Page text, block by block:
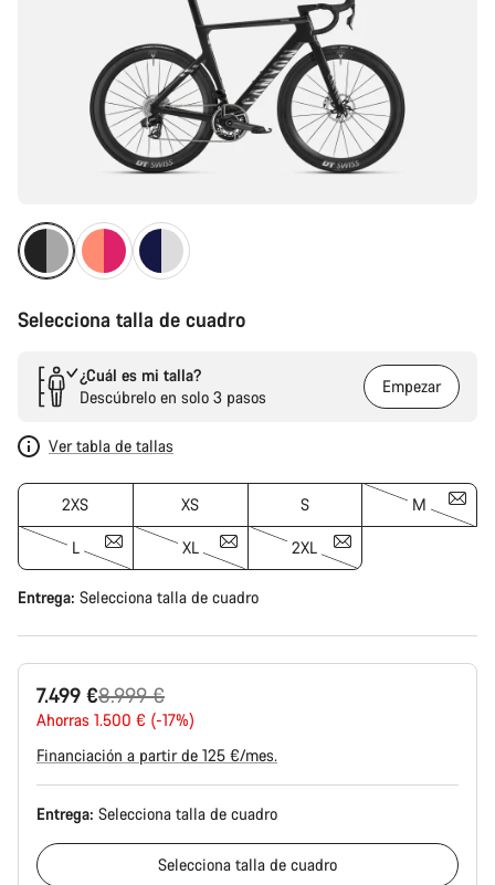
Selecciona talla de cuadro
¿Cuál es mi talla?
Descúbrelo en solo 3 pasos
Empezar
Ver tabla de tallas
2XS XS S M
L XL 2XL
Entrega: Selecciona talla de cuadro
7.499 €
Precio
original
8.999 €
Ahorras 1.500 € (-17%)
Financiación a partir de 125 €/mes.
Entrega: Selecciona talla de cuadro
Selecciona talla de cuadro